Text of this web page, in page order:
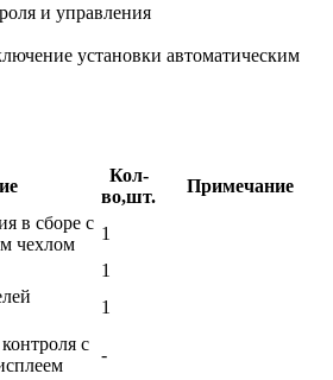
и управления
установки автоматическим
Кол-
во,шт.
Примечание
в сборе с
чехлом
1
1
1
с
-